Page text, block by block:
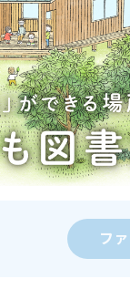
フ